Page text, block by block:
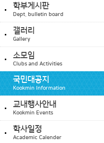
학부게시판
Dept. bulletin board
갤러리
Gallery
소모임
Clubs and Activities
국민대공지
Kookmin Information
교내행사안내
Kookmin Events
학사일정
Academic Calender